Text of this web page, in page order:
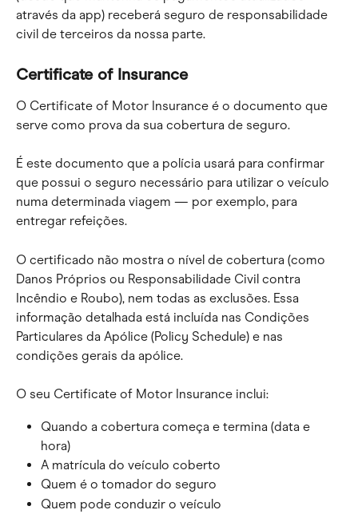
através da app) receberá seguro de responsabilidade
civil de terceiros da nossa parte.
Certificate of Insurance
O Certificate of Motor Insurance é o documento que
serve como prova da sua cobertura de seguro.
É este documento que a polícia usará para confirmar
que possui o seguro necessário para utilizar o veículo
numa determinada viagem — por exemplo, para
entregar refeições.
O certificado não mostra o nível de cobertura (como
Danos Próprios ou Responsabilidade Civil contra
Incêndio e Roubo), nem todas as exclusões. Essa
informação detalhada está incluída nas Condições
Particulares da Apólice (Policy Schedule) e nas
condições gerais da apólice.
O seu Certificate of Motor Insurance inclui:
Quando a cobertura começa e termina (data e
hora)
A matrícula do veículo coberto
Quem é o tomador do seguro
Quem pode conduzir o veículo